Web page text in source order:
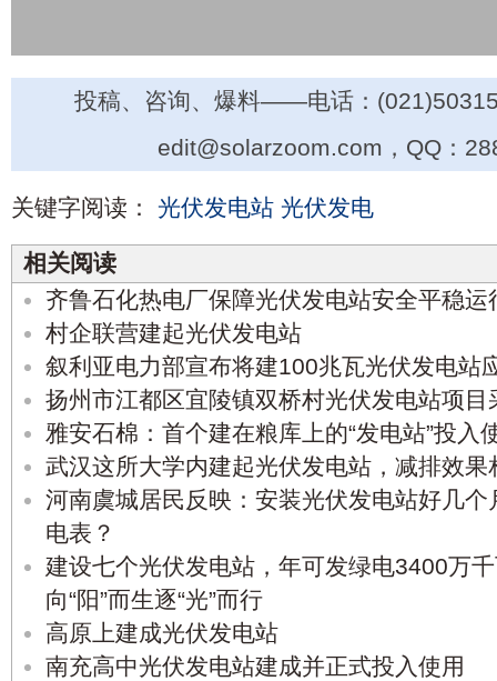
投稿、咨询、爆料——电话：
edit@solarzoom.com，QQ：
关键字阅读： 光伏发电站 光伏发电
相关阅读
齐鲁石化热电厂保障光伏发电站安全平稳运
村企联营建起光伏发电站
叙利亚电力部宣布将建100兆瓦光伏发电站
扬州市江都区宜陵镇双桥村光伏发电站项目
雅安石棉：首个建在粮库上的“发电站”投入
武汉这所大学内建起光伏发电站，减排效
河南虞城居民反映：安装光伏发电站好几
电表？
建设七个光伏发电站，年可发绿电3400万
向“阳”而生逐“光”而行
高原上建成光伏发电站
南充高中光伏发电站建成并正式投入使用